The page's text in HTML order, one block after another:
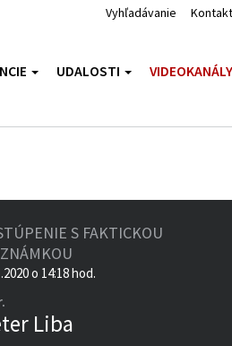
Vyhľadávanie Kontakt
UDALOSTI VIDEOKANÁLY
S FAKTICKOU
o 14:18 hod.
Liba